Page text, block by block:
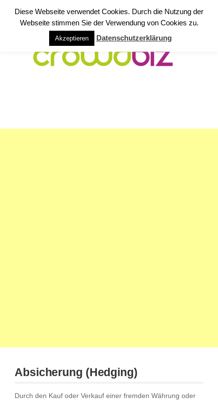
Absicherung (Hedging)
Durch den Kauf oder Verkauf einer fremden Währung oder
Diese Webseite verwendet Cookies. Durch die Nutzung der
Webseite stimmen Sie der Verwendung von Cookies zu.
Akzeptieren Datenschutzerklärung